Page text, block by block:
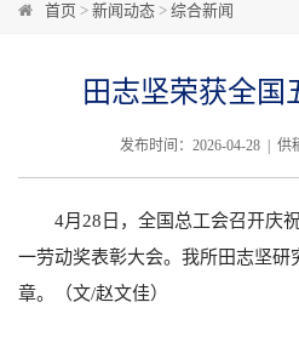
首页 > 新闻动态 > 综合新闻
田志坚荣获全国
发布时间：2026-04-28 | 供
4月28日，全国总工会召开庆
一劳动奖表彰大会。我所田志坚研
章。（文/赵文佳）